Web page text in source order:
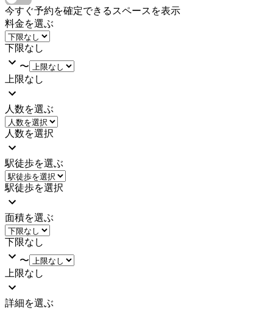
今すぐ予約を確定できるスペースを表示
料金を選ぶ
下限なし
〜
上限なし
人数を選ぶ
人数を選択
駅徒歩を選ぶ
駅徒歩を選択
面積を選ぶ
下限なし
〜
上限なし
詳細を選ぶ